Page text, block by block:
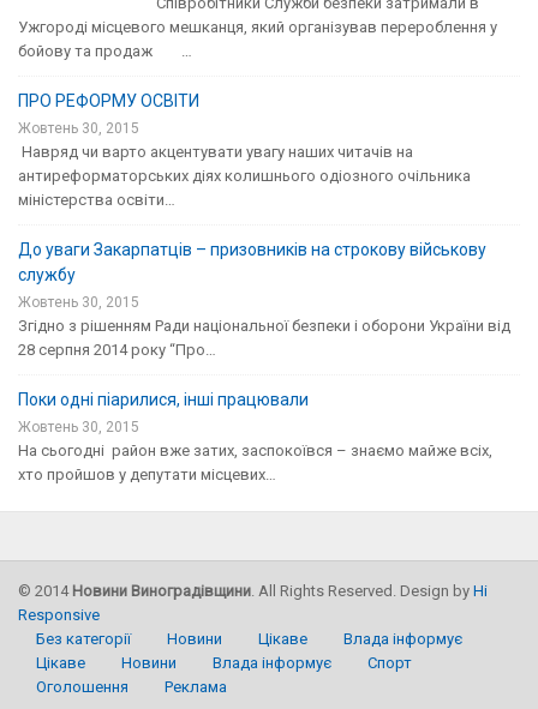
Ужгороді місцевого мешканця, який організував перероблення у
бойову та продаж …
ПРО РЕФОРМУ ОСВІТИ
Жовтень 30, 2015
Навряд чи варто акцентувати увагу наших читачів на
антиреформаторських діях колишнього одіозного очільника
міністерства освіти…
До уваги Закарпатців – призовників на строкову військову
службу
Жовтень 30, 2015
Згідно з рішенням Ради національної безпеки і оборони України від
28 серпня 2014 року “Про…
Поки одні піарилися, інші працювали
Жовтень 30, 2015
На сьогодні район вже затих, заспокоївся – знаємо майже всіх,
хто пройшов у депутати місцевих…
© 2014 Новини Виноградівщини. All Rights Reserved. Design by Hi
Responsive
Без категорії
Новини Цікаве
Влада інформує
Цікаве
Новини Влада інформує
Спорт
Оголошення
Реклама